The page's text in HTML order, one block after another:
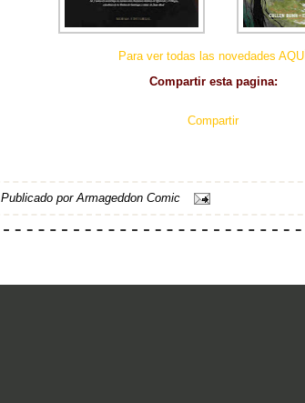
Para ver todas las novedades AQUÍ
Compartir esta pagina:
Compartir
Publicado porArmageddon Comic